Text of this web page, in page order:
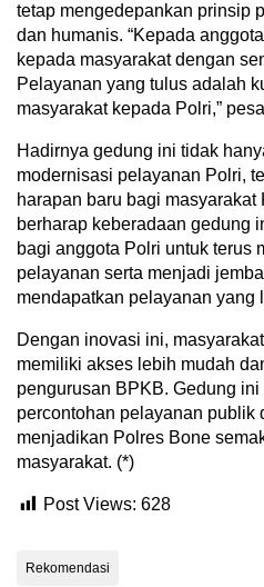
tetap mengedepankan prinsip
dan humanis. “Kepada
kepada masyarakat dengan
Pelayanan yang tulus adalah
masyarakat kepada Polri,”
Hadirnya gedung ini tidak
modernisasi pelayanan Polri,
harapan baru bagi
berharap keberadaan gedung
bagi anggota Polri untuk terus
pelayanan serta menjadi
mendapatkan pelayanan yang
Dengan inovasi ini,
memiliki akses lebih mudah
pengurusan BPKB. Gedung
percontohan pelayanan publik
menjadikan Polres Bone
masyarakat. (*)
Post Views: 628
Rekomendasi